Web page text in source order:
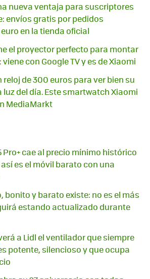
nueva ventaja para suscriptores
envíos gratis por pedidos
en la tienda oficial
el proyector perfecto para montar
con Google TV y es de Xiaomi
reloj de 300 euros para ver bien su
del día. Este smartwatch Xiaomi
MediaMarkt
Pro+ cae al precio mínimo histórico
es el móvil barato con una
bonito y barato existe: no es el más
estando actualizado durante
a Lidl el ventilador que siempre
potente, silencioso y que ocupa